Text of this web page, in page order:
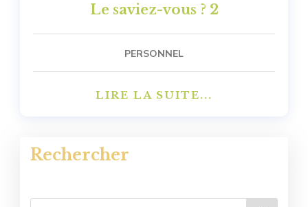
Le saviez-vous ? 2
PERSONNEL
LIRE LA SUITE...
Rechercher